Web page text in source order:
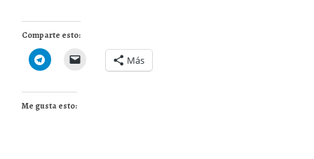
Comparte esto:
Más
Me gusta esto: